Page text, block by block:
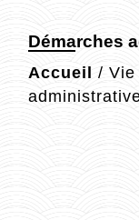
Démarches
Accueil / Vie